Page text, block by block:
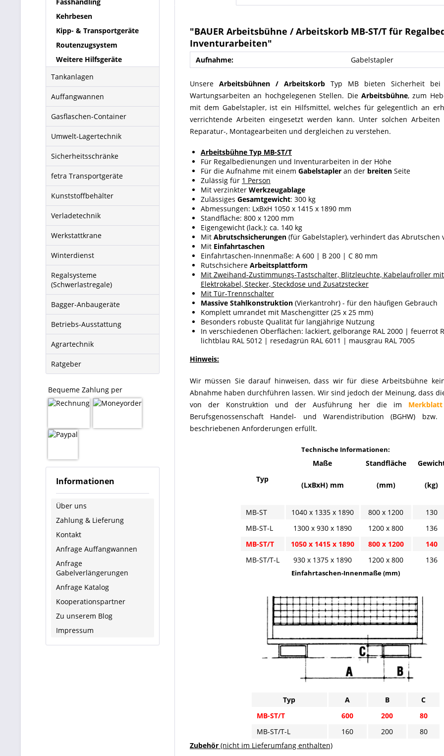
Kehrbesen
Kipp- & Transportgeräte
Routenzugsystem
Weitere Hilfsgeräte
Tankanlagen
Auffangwannen
Gasflaschen-Container
Umwelt-Lagertechnik
Sicherheitsschränke
fetra Transportgeräte
Kunststoffbehälter
Verladetechnik
Werkstattkrane
Winterdienst
Regalsysteme
(Schwerlastregale)
Bagger-Anbaugeräte
Betriebs-Ausstattung
Agrartechnik
Ratgeber
Bequeme Zahlung per
Informationen
Über uns
Zahlung & Lieferung
Kontakt
Anfrage Auffangwannen
Anfrage
Gabelverlängerungen
Anfrage Katalog
Kooperationspartner
Zu unserem Blog
Impressum
"BAUER Arbeitsbühne / Arbeitskorb MB-ST/T für
Inventurarbeiten"
Aufnahme: Gabelstapler
UnsereArbeitsbühnen / ArbeitskorbTyp MB bieten Sicherheit bei
Wartungsarbeiten an hochgelegenen Stellen. Die Arbeitsbühne, zum
mit dem Gabelstapler, ist ein Hilfsmittel, welches für gelegentlich an
verrichtende Arbeiten eingesetzt werden kann. Unter solchen Arbeiten
Reparatur-, Montagearbeiten und dergleichen zu verstehen.
Arbeitsbühne Typ MB-ST/T
Für Regalbedienungen und Inventurarbeiten in der Höhe
Für die Aufnahme mit einem Gabelstapler an der breiten Seite
Zulässig für 1 Person
Mit verzinkter Werkzeugablage
Zulässiges Gesamtgewicht: 300 kg
Abmessungen: LxBxH 1050 x 1415 x 1890 mm
Standfläche: 800 x 1200 mm
Eigengewicht (lack.): ca. 140 kg
Mit Abrutschsicherungen (für Gabelstapler), verhindert das Abrutschen
Mit Einfahrtaschen
Einfahrtaschen-Innenmaße: A 600 | B 200 | C 80 mm
Rutschsichere Arbeitsplattform
Mit Zweihand-Zustimmungs-Tastschalter, Blitzleuchte, Kabelaufroller
Elektrokabel, Stecker, Steckdose und Zusatzstecker
Mit Tür-Trennschalter
Massive Stahlkonstruktion (Vierkantrohr) - für den häufigen Gebrauch
Komplett umrandet mit Maschengitter (25 x 25 mm)
Besonders robuste Qualität für langjährige Nutzung
In verschiedenen Oberflächen: lackiert, gelborange RAL 2000 | feuerrot
lichtblau RAL 5012 | resedagrün RAL 6011 | mausgrau RAL 7005
Hinweis:
Wir müssen Sie darauf hinweisen, dass wir für diese Arbeitsbühne
Abnahme haben durchführen lassen. Wir sind jedoch der Meinung, dass
von der Konstruktion und der Ausführung her die im
Berufsgenossenschaft Handel- und Warendistribution (BGHW)
beschriebenen Anforderungen erfüllt.
Technische Informationen:
Typ
Maße
(LxBxH) mm
Standfläche
(mm) (kg)
MB-ST 1040 x 1335 x 1890 800 x 1200
130
MB-ST-L
1300 x 930 x 1890 1200 x 800
136
MB-ST/T
1050 x 1415 x 1890 800 x 1200
140
MB-ST/T-L
930 x 1375 x 1890 1200 x 800 136
Einfahrtaschen-Innenmaße (mm)
Typ A B
C
MB-ST/T
600 200
80
MB-ST/T-L
160 200
80
Zubehör (nicht im Lieferumfang enthalten)